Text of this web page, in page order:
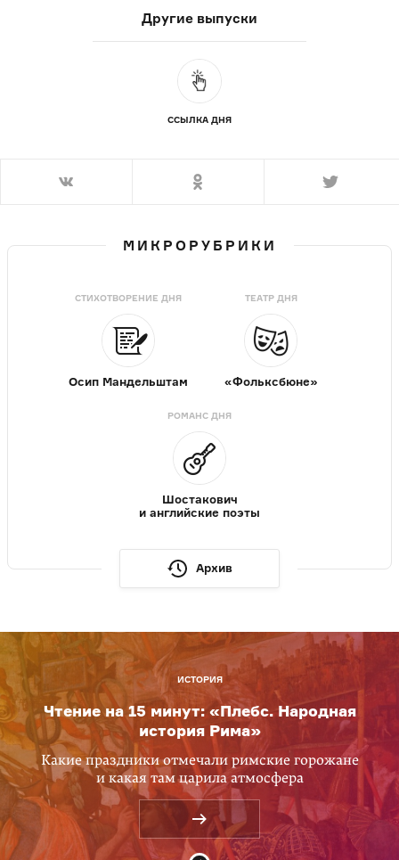
Другие выпуски
ССЫЛКА ДНЯ
МИКРОРУБРИКИ
СТИХОТВОРЕНИЕ ДНЯ
Осип Мандельштам
ТЕАТР ДНЯ
«Фольксбюне»
РОМАНС ДНЯ
Шостакович
и английские поэты
Архив
ИСТОРИЯ
Чтение на 15 минут: «Плебс. Народная
история Рима»
Какие праздники отмечали римские горожане
и какая там царила атмосфера